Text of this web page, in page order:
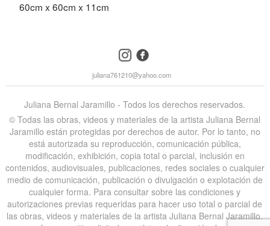
60cm x 60cm x 11cm
instagramfacebook
juliana761210@yahoo.com
Juliana Bernal Jaramillo - Todos los derechos reservados.
©️ Todas las obras, videos y materiales de la artista Juliana Bernal
Jaramillo están protegidas por derechos de autor. Por lo tanto, no
está autorizada su reproducción, comunicación pública,
modificación, exhibición, copia total o parcial, inclusión en
contenidos, audiovisuales, publicaciones, redes sociales o cualquier
medio de comunicación, publicación o divulgación o explotación de
cualquier forma. Para consultar sobre las condiciones y
autorizaciones previas requeridas para hacer uso total o parcial de
las obras, videos y materiales de la artista Juliana Bernal Jaramillo,